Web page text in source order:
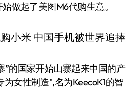
做起了美图M6代购生意。
”的国家开始山寨起来中国的产
女性制造",名为KeecoK1的智